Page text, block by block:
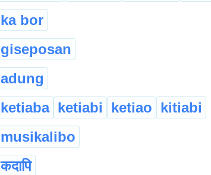
ka bor
giseposan
adung
ketiaba ketiabi ketiao kitiabi
musikalibo
कदापि